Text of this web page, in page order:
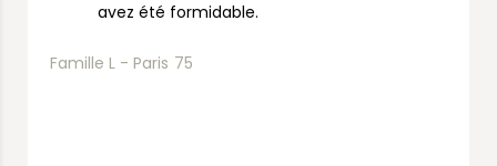
avez été formidable.
Famille L - Paris 75